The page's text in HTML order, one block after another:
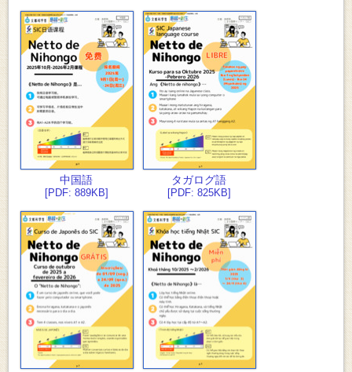
中国語
[PDF: 889KB]
タガログ語
[PDF: 825KB]